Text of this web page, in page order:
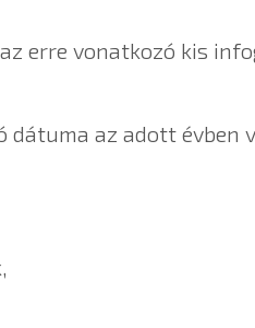
erre vonatkozó kis
az adott évben